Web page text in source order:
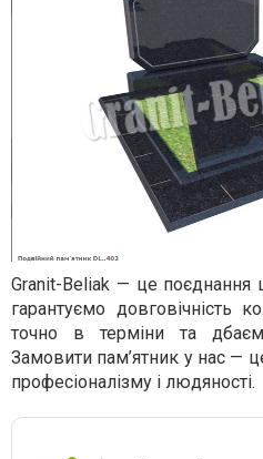
Granit-Beliak — це поєднання
гарантуємо довговічність
точно в терміни та
Замовити пам’ятник у нас —
професіоналізму і людяності.